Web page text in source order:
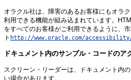
オラクル社は、障害のあるお客様にもオラ
利用できる機能が組み込まれています。
をすべてのお客様がご利用できるように、
ト http://www.oracle.com/
ドキュメント内のサンプル・コードのア
スクリーン・リーダーは、ドキュメント内
い場合があります。